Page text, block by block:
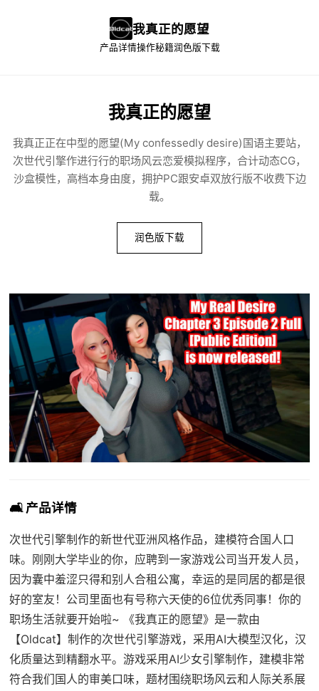
我真正的愿望
产品详情操作秘籍润色版下载
我真正的愿望
我真正正在中型的愿望(My confessedly desire)国语主要站，
次世代引擎作进行行的职场风云恋爱模拟程序，合计动态CG，
沙盒模性，高档本身由度，拥护PC跟安卓双放行版不收费下边
载。
润色版下载
🛋️ 产品详情
次世代引擎制作的新世代亚洲风格作品，建模符合国人口
味。刚刚大学毕业的你，应聘到一家游戏公司当开发人员，
因为囊中羞涩只得和别人合租公寓，幸运的是同居的都是很
好的室友！公司里面也有号称六天使的6位优秀同事！你的
职场生活就要开始啦~ 《我真正的愿望》是一款由
【Oldcat】制作的次世代引擎游戏，采用AI大模型汉化，汉
化质量达到精翻水平。游戏采用AI少女引擎制作，建模非常
符合我们国人的审美口味，题材围绕职场风云和人际关系展